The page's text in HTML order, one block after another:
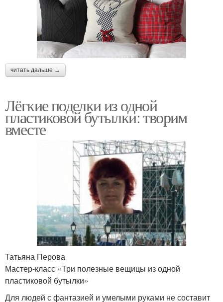
читать дальше →
Лёгкие поделки из одной
пластиковой бутылки: творим
вместе
Татьяна Перова
Мастер-класс «Три полезные вещицы из одной
пластиковой бутылки»
Для людей с фантазией и умелыми руками не составит